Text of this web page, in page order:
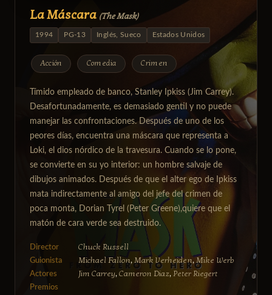
La Máscara (The Mask)
1994 PG-13 Inglés, Sueco Estados Unidos
Acción Comedia Crimen
Tímido empleado de banco, Stanley Ipkiss (Jim Carrey).
Desafortunadamente, es demasiado gentil y no puede
manejar las confrontaciones. Después de uno de los
peores días, encuentra una máscara que representa a
Loki, el dios nórdico de la travesura. Cuando se lo pone,
se convierte en su yo interior: un hombre salvaje de
dibujos animados. Después de que el alter ego de Ipkiss
mata indirectamente al amigo del jefe del crimen de
poca monta, Dorian Tyrel (Peter Greene),quiere que el
matón de cara verde sea destruido.
Director Chuck Russell
Guionista Michael Fallon, Mark Verheiden, Mike Werb
Actores Jim Carrey, Cameron Diaz, Peter Riegert
Premios